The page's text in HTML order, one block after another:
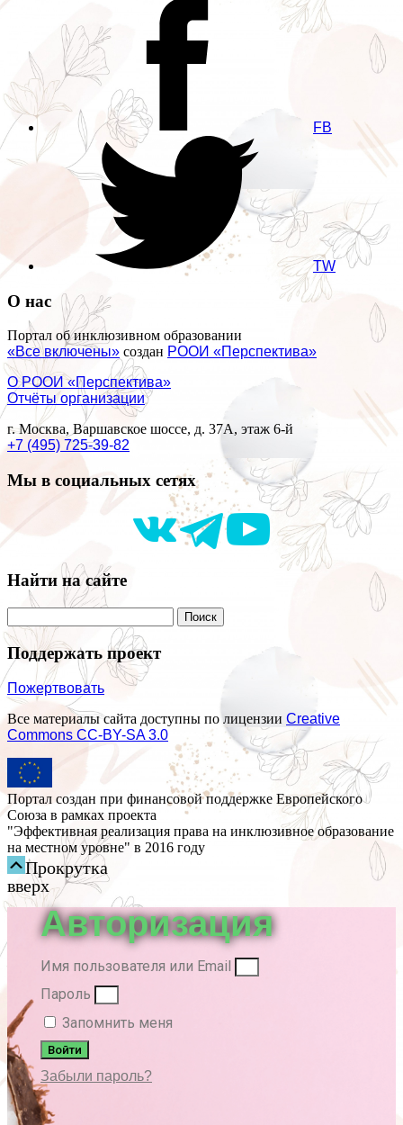
FB
TW
О нас
Портал об инклюзивном образовании
«Все включены» создан РООИ «Перспектива»
О РООИ «Перспектива»
Отчёты организации
г. Москва, Варшавское шоссе, д. 37А, этаж 6-й
+7 (495) 725-39-82
Мы в социальных сетях
Найти на сайте
Поддержать проект
Пожертвовать
Все материалы сайта доступны по лицензии Creative
Commons СС-BY-SA 3.0
Портал создан при финансовой поддержке Европейского
Союза в рамках проекта
"Эффективная реализация права на инклюзивное образование
на местном уровне" в 2016 году
Прокрутка
вверх
Авторизация
Имя пользователя или Email
Пароль
Запомнить меня
Войти
Забыли пароль?